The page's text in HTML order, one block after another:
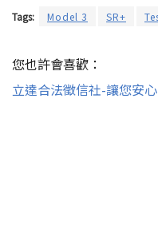
Tags: Model 3 SR+
您也許會喜歡：
立達合法徵信社-讓您安